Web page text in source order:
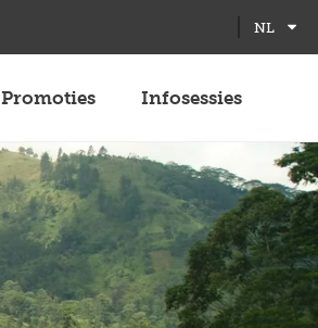
NL
Promoties Infosessies
screen